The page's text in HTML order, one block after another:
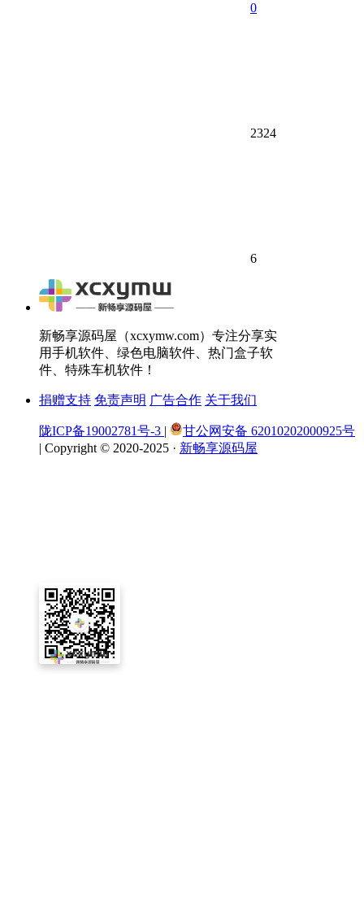
0
2324
6
新畅享源码屋（xcxymw.com）专注分享实
用手机软件、绿色电脑软件、热门盒子软
件、特殊车机软件！
捐赠支持 免责声明 广告合作 关于我们
陇ICP备19002781号-3 |
甘公网安备 62010202000925号
| Copyright © 2020-2025 · 新畅享源码屋